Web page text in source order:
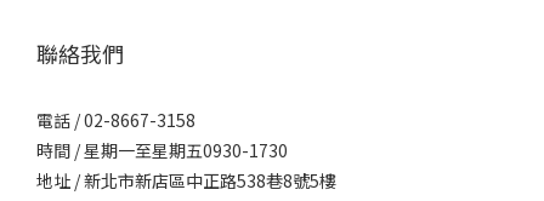
聯絡我們
電話 / 02-8667-3158
時間 / 星期一至星期五0930-1730
地址 / 新北市新店區中正路538巷8號5樓